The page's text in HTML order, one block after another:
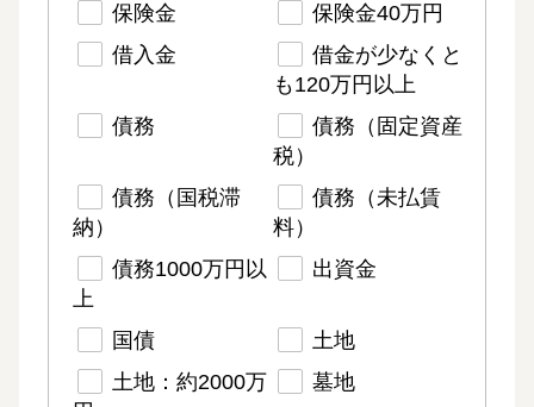
保険金
保険金40万円
借入金
借金が少なくと
も120万円以上
債務
債務（固定資産
税）
債務（国税滞
納）
債務（未払賃
料）
債務1000万円以
上
出資金
国債
土地
土地：約2000万
墓地